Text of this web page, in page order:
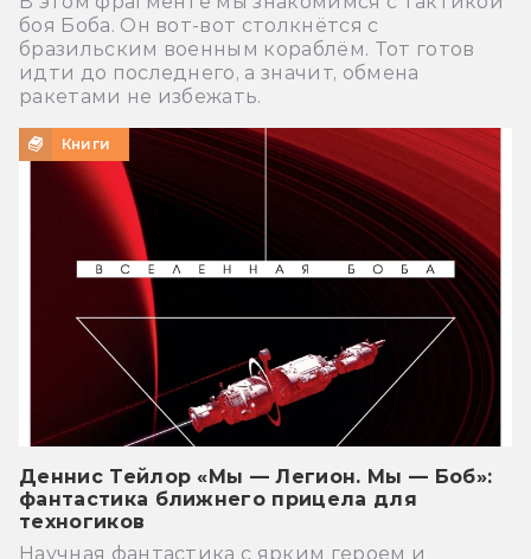
боя Боба. Он вот-вот столкнётся с
бразильским военным кораблём. Тот готов
идти до последнего, а значит, обмена
ракетами не избежать.
Книги
Деннис Тейлор «Мы — Легион. Мы — Боб»:
фантастика ближнего прицела для
техногиков
Научная фантастика с ярким героем и